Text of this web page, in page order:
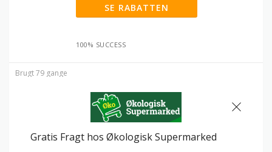
SE RABATTEN
100% SUCCESS
Brugt 79 gange
Gratis Fragt hos Økologisk Supermarked